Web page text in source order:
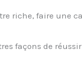
riche, faire une
façons de